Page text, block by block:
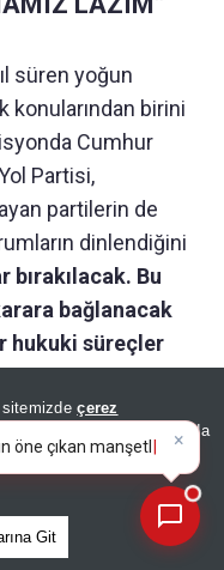
sitemizdeçerez
ve GDPR kapsamında
Metnimizi
Git
süren yoğun
konularından birini
Cumhur
Partisi,
partilerin de
dinlendiğini
bırakılacak. Bu
bağlanacak
hukuki süreçler
lideri Abdullah
. Yılmaz
bu 50 yıllık
×
öne çıkan manşetleri
neler?